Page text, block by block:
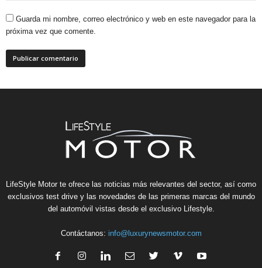
Guarda mi nombre, correo electrónico y web en este navegador para la
próxima vez que comente.
LifeStyle Motor te ofrece las noticias más relevantes del sector, así como
exclusivos test drive y las novedades de las primeras marcas del mundo
del automóvil vistas desde el exclusivo Lifestyle.
Contáctanos: info@luxurynewsmotor.com